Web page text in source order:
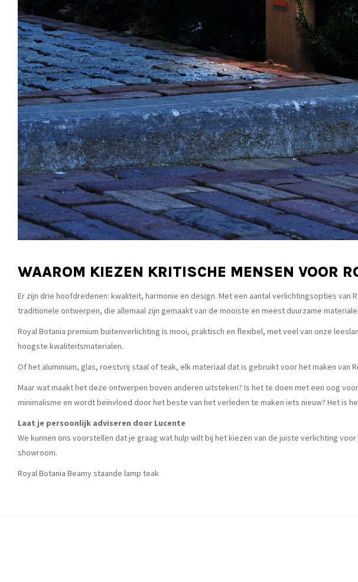
WAAROM KIEZEN KRITISCHE MENSEN VOOR
Er zijn drie hoofdredenen: kwaliteit, harmonie en design. Met een aantal verlichtingsopties
traditionele ontwerpen, die allemaal zijn gemaakt van de mooiste en meest duurzame
Royal Botania premium buitenverlichting is mooi, praktisch en flexibel, met veel van onze
hoogste kwaliteitsmaterialen.
Of het aluminium, glas, roestvrij staal of teak, elk materiaal dat is gebruikt voor het maken
Maar wat maakt het deze ontwerpen boven anderen uitsteken? Is het te doen met een oog
minimalisme en wordt beïnvloed door het beste van het verleden te maken iets nieuw? Het is
Laat je persoonlijk adviseren door Lucente
We kunnen ons voorstellen dat je graag wat hulp wilt bij het kiezen van de juiste verlichting
showroom.
Royal Botania Beamy staande lamp teak